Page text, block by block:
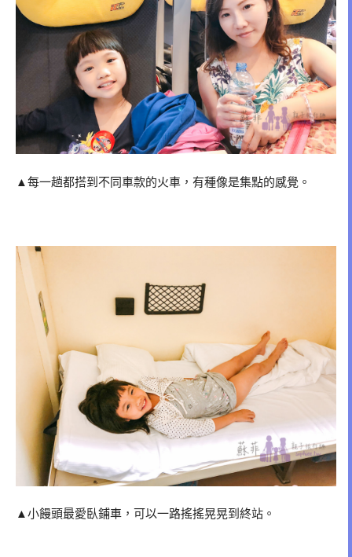
▲每一趟都搭到不同車款的火車，有種像是集點的感覺。
▲小饅頭最愛臥鋪車，可以一路搖搖晃晃到終站。